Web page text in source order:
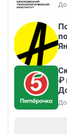
До
₽
До